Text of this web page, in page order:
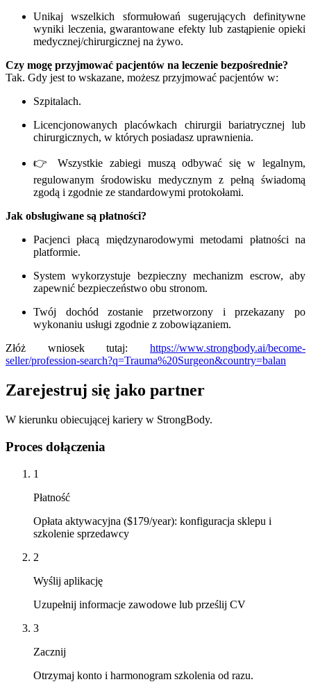
Unikaj wszelkich sformułowań sugerujących definitywne
wyniki leczenia, gwarantowane efekty lub zastąpienie opieki
medycznej/chirurgicznej na żywo.
Czy mogę przyjmować pacjentów na leczenie bezpośrednie?
Tak. Gdy jest to wskazane, możesz przyjmować pacjentów w:
Szpitalach.
Licencjonowanych placówkach chirurgii bariatrycznej lub
chirurgicznych, w których posiadasz uprawnienia.
👉 Wszystkie zabiegi muszą odbywać się w legalnym,
regulowanym środowisku medycznym z pełną świadomą
zgodą i zgodnie ze standardowymi protokołami.
Jak obsługiwane są płatności?
Pacjenci płacą międzynarodowymi metodami płatności na
platformie.
System wykorzystuje bezpieczny mechanizm escrow, aby
zapewnić bezpieczeństwo obu stronom.
Twój dochód zostanie przetworzony i przekazany po
wykonaniu usługi zgodnie z zobowiązaniem.
Złóż wniosek tutaj: https://www.strongbody.ai/become-
seller/profession-search?q=Trauma%20Surgeon&country=balan
Zarejestruj się jako partner
W kierunku obiecującej kariery w StrongBody.
Proces dołączenia
1
Płatność
Opłata aktywacyjna ($179/year): konfiguracja sklepu i
szkolenie sprzedawcy
2
Wyślij aplikację
Uzupełnij informacje zawodowe lub prześlij CV
3
Zacznij
Otrzymaj konto i harmonogram szkolenia od razu.